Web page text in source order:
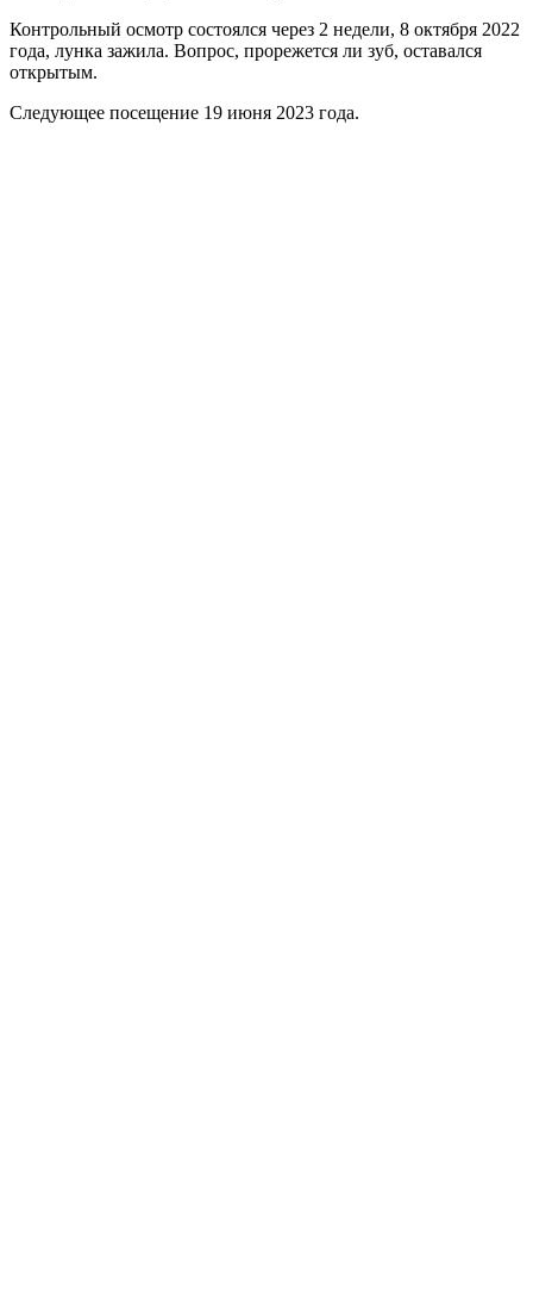
Контрольный осмотр состоялся через 2 недели, 8 октября 2022
года, лунка зажила. Вопрос, прорежется ли зуб, оставался
открытым.
Следующее посещение 19 июня 2023 года.